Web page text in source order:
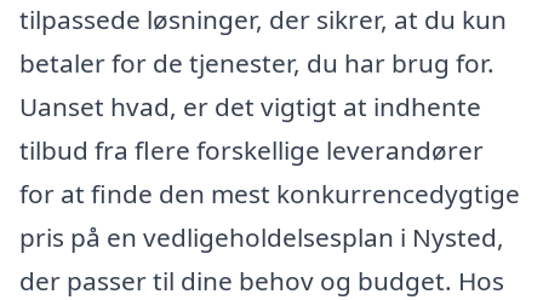
tilpassede løsninger, der sikrer, at du kun
betaler for de tjenester, du har brug for.
Uanset hvad, er det vigtigt at indhente
tilbud fra flere forskellige leverandører
for at finde den mest konkurrencedygtige
pris på en vedligeholdelsesplan i Nysted,
der passer til dine behov og budget. Hos